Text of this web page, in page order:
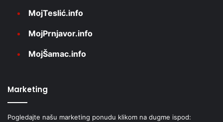
MojTeslić.info
MojPrnjavor.info
MojŠamac.info
Marketing
Pogledajte našu marketing ponudu klikom na dugme ispod: